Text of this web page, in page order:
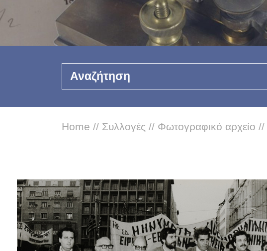
Αναζήτηση
Home // Συλλογές // Φωτογραφικό αρχείο //